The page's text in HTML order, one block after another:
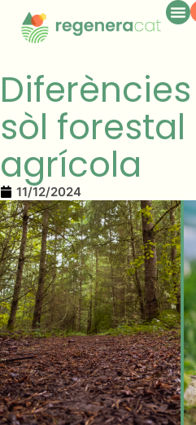
sòl forestal
agrícola
11/12/2024